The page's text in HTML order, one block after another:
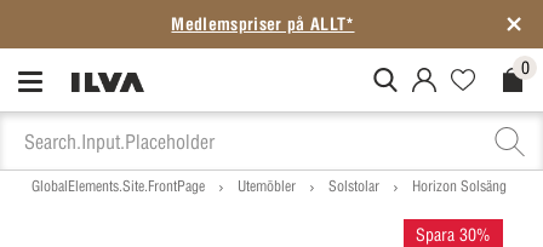
Medlemspriser på ALLT*
MitIlva.Login 0
GlobalElements.Site.FrontPage Utemöbler Solstolar Horizon Solsäng
Spara 30%